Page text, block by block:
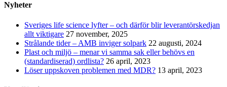
Nyheter
Sveriges life science lyfter – och därför blir leverantörskedjan
allt viktigare 27 november, 2025
Strålande tider – AMB inviger solpark 22 augusti, 2024
Plast och miljö – menar vi samma sak eller behövs en
(standardiserad) ordlista? 26 april, 2023
Löser uppskoven problemen med MDR? 13 april, 2023